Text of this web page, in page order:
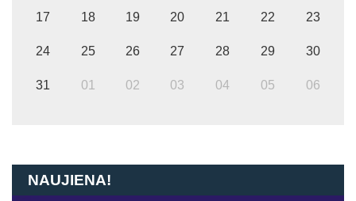
17 18 19 20 21 22 23
24 25 26 27 28 29 30
31 01 02 03 04 05 06
NAUJIENA!